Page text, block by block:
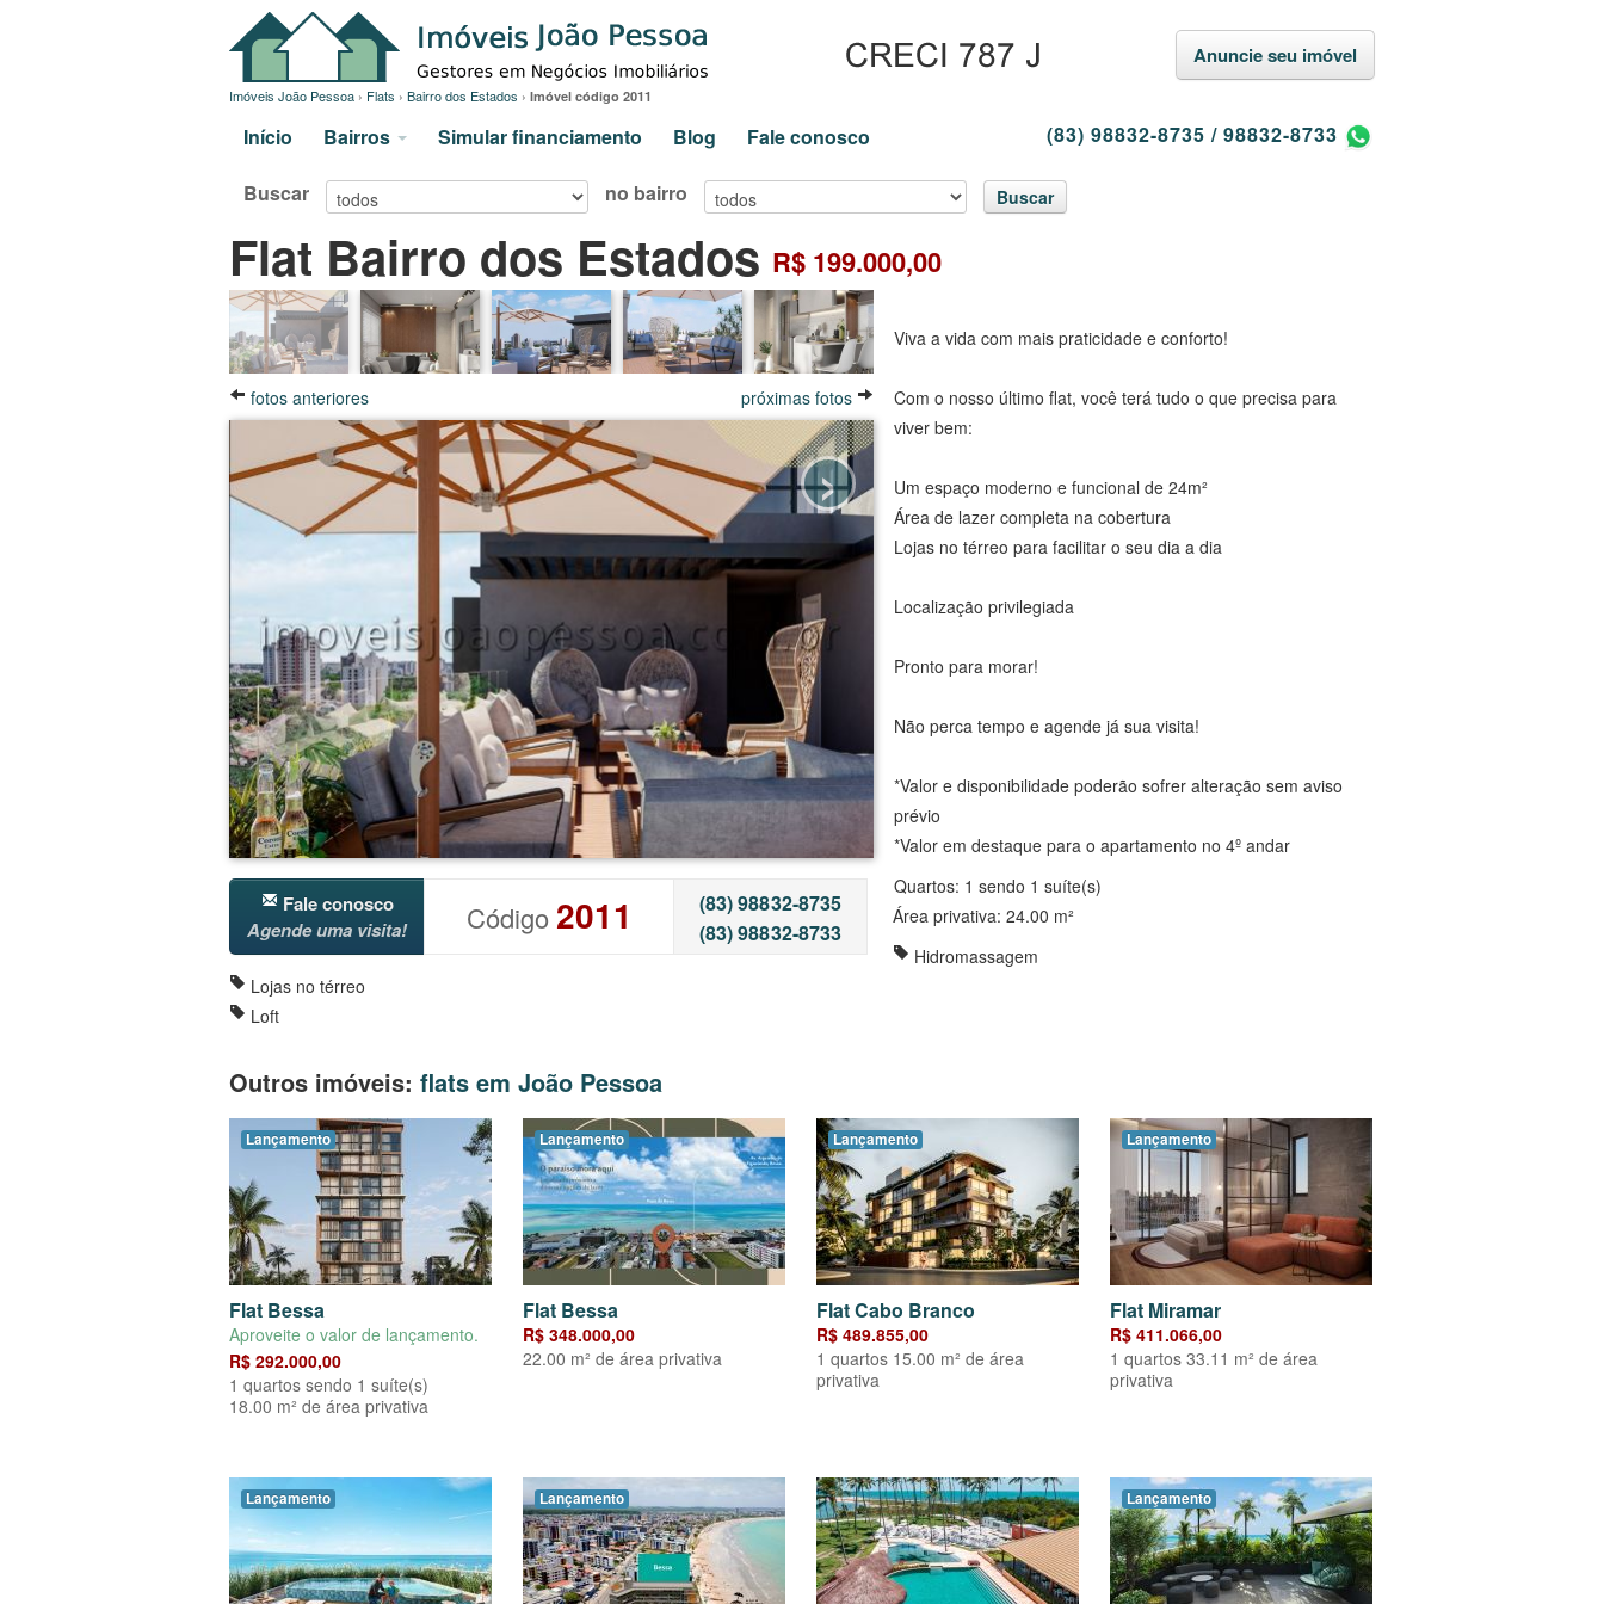
Anuncie seu imóvel
Imóveis João Pessoa › Flats › Bairro dos Estados › Imóvel código 2011
Início Bairros Simular financiamento Blog Fale conosco (83) 98832-8735 / 98832-8733
Buscar no bairro Buscar
Flat Bairro dos Estados R$ 199.000,00
fotos anteriores próximas fotos
›
Fale conosco
Agende uma visita!
Código2011
(83) 98832-8735
(83) 98832-8733
Viva a vida com mais praticidade e conforto!
Com o nosso último flat, você terá tudo o que precisa para
viver bem:
Um espaço moderno e funcional de 24m²
Área de lazer completa na cobertura
Lojas no térreo para facilitar o seu dia a dia
Localização privilegiada
Pronto para morar!
Não perca tempo e agende já sua visita!
*Valor e disponibilidade poderão sofrer alteração sem aviso
prévio
*Valor em destaque para o apartamento no 4º andar
Quartos: 1 sendo 1 suíte(s)
Área privativa: 24.00 m²
Hidromassagem
Lojas no térreo
Loft
Outros imóveis: flats em João Pessoa
Lançamento
Flat Bessa
Aproveite o valor de lançamento.
R$ 292.000,00
1 quartos sendo 1 suíte(s)
18.00 m² de área privativa
Lançamento
Flat Bessa
R$ 348.000,00
22.00 m² de área privativa
Lançamento
Flat Cabo Branco
R$ 489.855,00
1 quartos 15.00 m² de área
privativa
Lançamento
Flat Miramar
R$ 411.066,00
1 quartos 33.11 m² de área
privativa
Lançamento Lançamento Lançamento